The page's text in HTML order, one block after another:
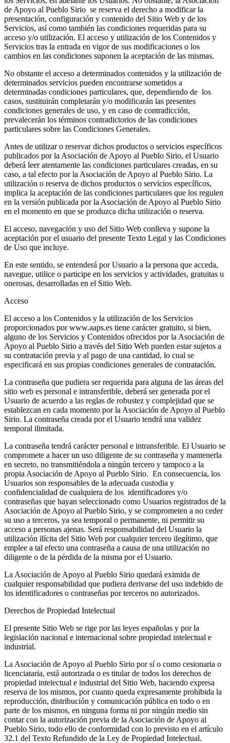
de Apoyo al Pueblo Sirio se reserva el derecho a modificar la
presentación, configuración y contenido del Sitio Web y de los
Servicios, así como también las condiciones requeridas para su
acceso y/o utilización. El acceso y utilización de los Contenidos y
Servicios tras la entrada en vigor de sus modificaciones o los
cambios en las condiciones suponen la aceptación de las mismas.
No obstante el acceso a determinados contenidos y la utilización de
determinados servicios pueden encontrarse sometidos a
determinadas condiciones particulares, que, dependiendo de los
casos, sustituirán completarán y/o modificarán las presentes
condiciones generales de uso, y en caso de contradicción,
prevalecerán los términos contradictorios de las condiciones
particulares sobre las Condiciones Generales.
Antes de utilizar o reservar dichos productos o servicios específicos
publicados por la Asociación de Apoyo al Pueblo Sirio, el Usuario
deberá leer atentamente las condiciones particulares creadas, en su
caso, a tal efecto por la Asociación de Apoyo al Pueblo Sirio. La
utilización o reserva de dichos productos o servicios específicos,
implica la aceptación de las condiciones particulares que los regulen
en la versión publicada por la Asociación de Apoyo al Pueblo Sirio
en el momento en que se produzca dicha utilización o reserva.
El acceso, navegación y uso del Sitio Web conlleva y supone la
aceptación por el usuario del presente Texto Legal y las Condiciones
de Uso que incluye.
En este sentido, se entenderá por Usuario a la persona que acceda,
navegue, utilice o participe en los servicios y actividades, gratuitas u
onerosas, desarrolladas en el Sitio Web.
Acceso
El acceso a los Contenidos y la utilización de los Servicios
proporcionados por www.aaps.es tiene carácter gratuito, si bien,
alguno de los Servicios y Contenidos ofrecidos por la Asociación de
Apoyo al Pueblo Sirio a través del Sitio Web pueden estar sujetos a
su contratación previa y al pago de una cantidad, lo cual se
especificará en sus propias condiciones generales de contratación.
La contraseña que pudiera ser requerida para alguna de las áreas del
sitio web es personal e intransferible, deberá ser generada por el
Usuario de acuerdo a las reglas de robustez y complejidad que se
establezcan en cada momento por la Asociación de Apoyo al Pueblo
Sirio. La contraseña creada por el Usuario tendrá una validez
temporal ilimitada.
La contraseña tendrá carácter personal e intransferible. El Usuario se
compromete a hacer un uso diligente de su contraseña y mantenerla
en secreto, no transmitiéndola a ningún tercero y tampoco a la
propia Asociación de Apoyo al Pueblo Sirio. En consecuencia, los
Usuarios son responsables de la adecuada custodia y
confidencialidad de cualquiera de los identificadores y/o
contraseñas que hayan seleccionado como Usuarios registrados de la
Asociación de Apoyo al Pueblo Sirio, y se comprometen a no ceder
su uso a terceros, ya sea temporal o permanente, ni permitir su
acceso a personas ajenas. Será responsabilidad del Usuario la
utilización ilícita del Sitio Web por cualquier tercero ilegítimo, que
emplee a tal efecto una contraseña a causa de una utilización no
diligente o de la pérdida de la misma por el Usuario.
La Asociación de Apoyo al Pueblo Sirio quedará eximida de
cualquier responsabilidad que pudiera derivarse del uso indebido de
los identificadores o contraseñas por terceros no autorizados.
Derechos de Propiedad Intelectual
El presente Sitio Web se rige por las leyes españolas y por la
legislación nacional e internacional sobre propiedad intelectual e
industrial.
La Asociación de Apoyo al Pueblo Sirio por sí o como cesionaria o
licenciataria, está autorizada o es titular de todos los derechos de
propiedad intelectual e industrial del Sitio Web, haciendo expresa
reserva de los mismos, por cuanto queda expresamente prohibida la
reproducción, distribución y comunicación pública en todo o en
parte de los mismos, en ninguna forma ni por ningún medio sin
contar con la autorización previa de la Asociación de Apoyo al
Pueblo Sirio, todo ello de conformidad con lo previsto en el artículo
32.1 del Texto Refundido de la Ley de Propiedad Intelectual.